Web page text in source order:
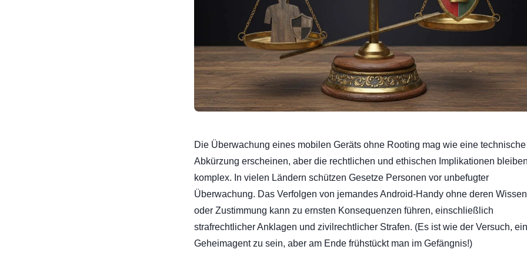
Die Überwachung eines mobilen Geräts ohne Rooting mag wie eine technische
Abkürzung erscheinen, aber die rechtlichen und ethischen Implikationen
komplex. In vielen Ländern schützen Gesetze Personen vor unbefugter
Überwachung. Das Verfolgen von jemandes Android-Handy ohne deren Wissen
oder Zustimmung kann zu ernsten Konsequenzen führen, einschließlich
strafrechtlicher Anklagen und zivilrechtlicher Strafen. (Es ist wie der Versuch, ein
Geheimagent zu sein, aber am Ende frühstückt man im Gefängnis!)